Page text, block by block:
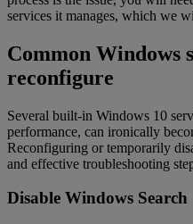
services it manages, which we
Common Windows
reconfigure
Several built-in Windows 10
performance, can ironically
Reconfiguring or temporarily
and effective troubleshooting
Disable Windows Search